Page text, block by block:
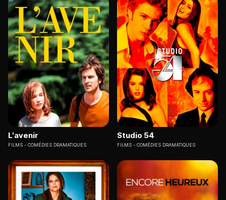
L'avenir
FILMS COMÉDIES DRAMATIQUES
Studio 54
FILMS COMÉDIES DRAMATIQUES